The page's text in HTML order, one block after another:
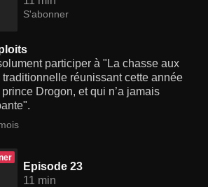
S'abonner
participer à "La chasse aux
réunissant cette année
Drogon, et qui n’a jamais
Episode 23
11 min